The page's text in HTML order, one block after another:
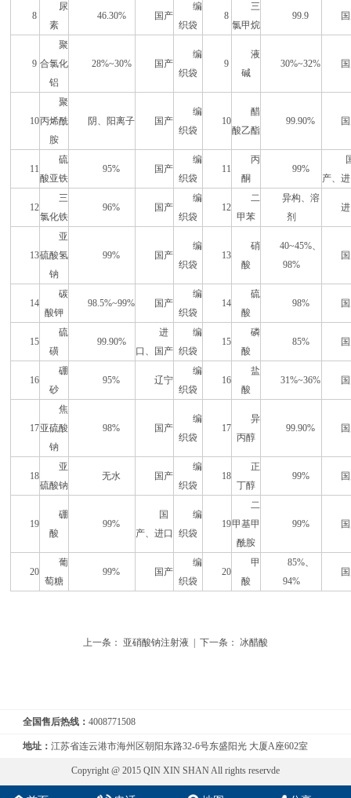
8
尿
素
46.30% 国产
编
织袋
8
三
氯甲烷
99.9
9
聚
合氯化
铝
28%~30% 国产
编
织袋
9
液
碱
30%~32%
10
聚
丙烯酰
胺
阴、阳离子 国产
编
织袋
10
醋
酸乙酯
99.90%
11
硫
酸亚铁
95% 国产
编
织袋
11
丙
酮
99%
产、
12
三
氯化铁
96% 国产
编
织袋
12
二
甲苯
异构、溶
剂
13
亚
硫酸氢
钠
99% 国产
编
织袋
13
硝
酸
40~45%、
98%
14
碳
酸钾
98.5%~99% 国产
编
织袋
14
硫
酸
98%
15
硫
磺
99.90%
进
口、国产
编
织袋
15
磷
酸
85%
16
硼
砂
95% 辽宁
编
织袋
16
盐
酸
31%~36%
17
焦
亚硫酸
钠
98% 国产
编
织袋
17
异
丙醇
99.90%
18
亚
硫酸钠
无水 国产
编
织袋
18
正
丁醇
99%
19
硼
酸
99%
国
产、进口
编
织袋
19
二
甲基甲
酰胺
99%
20
葡
萄糖
99% 国产
编
织袋
20
甲
酸
85%、
94%
上一条： 亚硝酸钠注射液 | 下一条： 冰醋酸
全国售后热线：4008771508
地址：江苏省连云港市海州区朝阳东路32-6号东盛阳光 大厦A座602室
Copyright @ 2015 QIN XIN SHAN All rights reservde